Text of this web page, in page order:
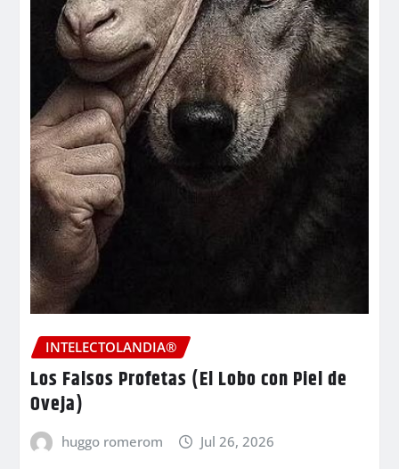
INTELECTOLANDIA®
Los Falsos Profetas (El Lobo con Piel de
Oveja)
huggo romerom Jul 26, 2026